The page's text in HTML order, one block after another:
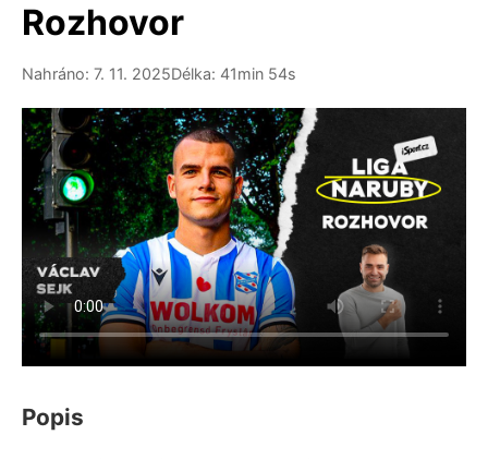
Rozhovor
Nahráno: 7. 11. 2025Délka: 41min 54s
Popis